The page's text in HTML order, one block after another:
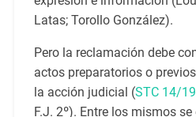
Latas; Torollo González).
Pero la reclamación debe
actos preparatorios o
la acción judicial (STC 14/
F.J. 2º). Entre los mismos